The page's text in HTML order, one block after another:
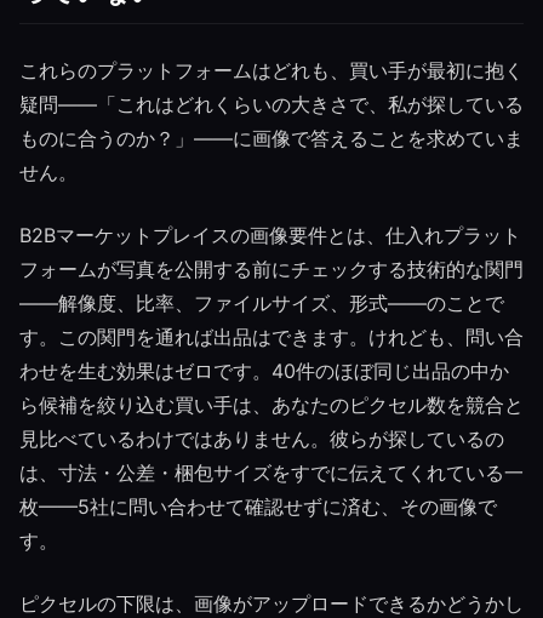
これらのプラットフォームはどれも、買い手が最初に抱く
疑問——「これはどれくらいの大きさで、私が探している
ものに合うのか？」——に画像で答えることを求めていま
せん。
B2Bマーケットプレイスの画像要件とは、仕入れプラット
フォームが写真を公開する前にチェックする技術的な関門
——解像度、比率、ファイルサイズ、形式——のことで
す。この関門を通れば出品はできます。けれども、問い合
わせを生む効果はゼロです。40件のほぼ同じ出品の中か
ら候補を絞り込む買い手は、あなたのピクセル数を競合と
見比べているわけではありません。彼らが探しているの
は、寸法・公差・梱包サイズをすでに伝えてくれている一
枚——5社に問い合わせて確認せずに済む、その画像で
す。
ピクセルの下限は、画像がアップロードできるかどうかし